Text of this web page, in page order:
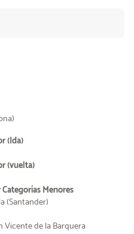
(Ida)
(vuelta)
Menores
(Santander)
Vicente de la Barquera